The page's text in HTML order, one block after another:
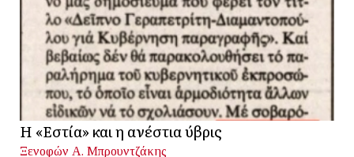
Η «Εστία» και η ανέστια ύβρις
Ξενοφών Α. Μπρουντζάκης